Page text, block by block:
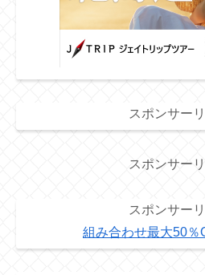
スポンサー
スポンサー
スポンサー
組み合わせ最大50％